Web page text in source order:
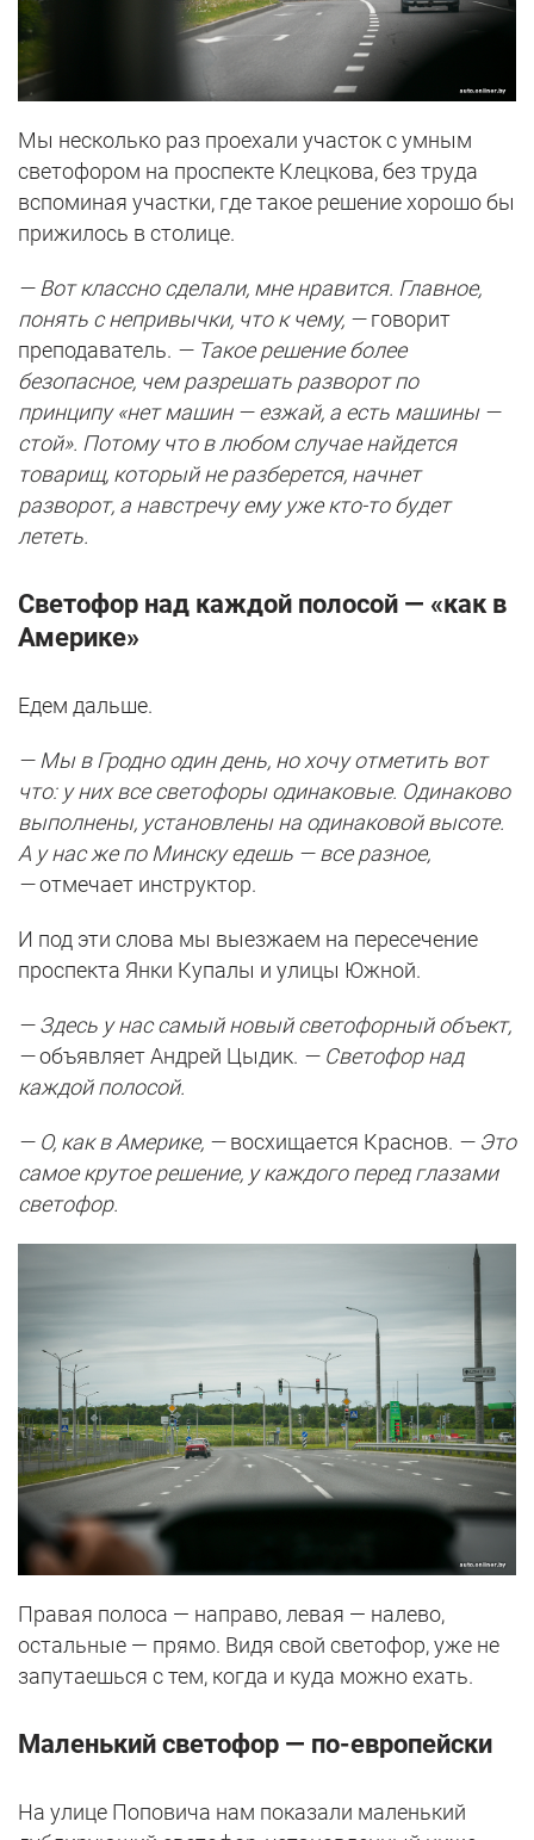
Мы несколько раз проехали участок с умным
светофором на проспекте Клецкова, без труда
вспоминая участки, где такое решение хорошо бы
прижилось в столице.
— Вот классно сделали, мне нравится. Главное,
понять с непривычки, что к чему, —говорит
преподаватель. — Такое решение более
безопасное, чем разрешать разворот по
принципу «нет машин — езжай, а есть машины —
стой». Потому что в любом случае найдется
товарищ, который не разберется, начнет
разворот, а навстречу ему уже кто-то будет
лететь.
Светофор над каждой полосой — «как в
Америке»
Едем дальше.
— Мы в Гродно один день, но хочу отметить вот
что: у них все светофоры одинаковые. Одинаково
выполнены, установлены на одинаковой высоте.
А у нас же по Минску едешь — все разное,
—отмечает инструктор.
И под эти слова мы выезжаем на пересечение
проспекта Янки Купалы и улицы Южной.
— Здесь у нас самый новый светофорный объект,
—объявляет Андрей Цыдик. — Светофор над
каждой полосой.
— О, как в Америке, —восхищается Краснов. — Это
самое крутое решение, у каждого перед глазами
светофор.
Правая полоса — направо, левая — налево,
остальные — прямо. Видя свой светофор, уже не
запутаешься с тем, когда и куда можно ехать.
Маленький светофор — по-европейски
На улице Поповича нам показали маленький